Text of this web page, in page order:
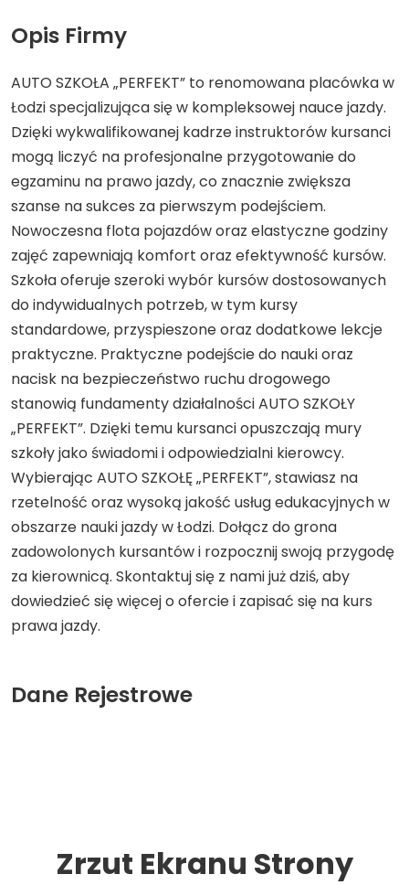
Opis Firmy
AUTO SZKOŁA „PERFEKT” to renomowana placówka w
Łodzi specjalizująca się w kompleksowej nauce jazdy.
Dzięki wykwalifikowanej kadrze instruktorów kursanci
mogą liczyć na profesjonalne przygotowanie do
egzaminu na prawo jazdy, co znacznie zwiększa
szanse na sukces za pierwszym podejściem.
Nowoczesna flota pojazdów oraz elastyczne godziny
zajęć zapewniają komfort oraz efektywność kursów.
Szkoła oferuje szeroki wybór kursów dostosowanych
do indywidualnych potrzeb, w tym kursy
standardowe, przyspieszone oraz dodatkowe lekcje
praktyczne. Praktyczne podejście do nauki oraz
nacisk na bezpieczeństwo ruchu drogowego
stanowią fundamenty działalności AUTO SZKOŁY
„PERFEKT”. Dzięki temu kursanci opuszczają mury
szkoły jako świadomi i odpowiedzialni kierowcy.
Wybierając AUTO SZKOŁĘ „PERFEKT”, stawiasz na
rzetelność oraz wysoką jakość usług edukacyjnych w
obszarze nauki jazdy w Łodzi. Dołącz do grona
zadowolonych kursantów i rozpocznij swoją przygodę
za kierownicą. Skontaktuj się z nami już dziś, aby
dowiedzieć się więcej o ofercie i zapisać się na kurs
prawa jazdy.
Dane Rejestrowe
Zrzut Ekranu Strony